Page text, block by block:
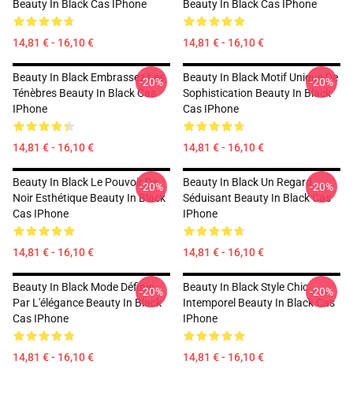
Beauty In Black Cas IPhone
14,81 € - 16,10 €
Beauty In Black Cas IPhone
14,81 € - 16,10 €
Beauty In Black Embrassez Les
Ténèbres Beauty In Black Cas
IPhone
14,81 € - 16,10 €
-20%
Beauty In Black Motif Unique De
Sophistication Beauty In Black
Cas IPhone
14,81 € - 16,10 €
-20%
Beauty In Black Le Pouvoir De
Noir Esthétique Beauty In Black
Cas IPhone
14,81 € - 16,10 €
-20%
Beauty In Black Un Regard
Séduisant Beauty In Black Cas
IPhone
14,81 € - 16,10 €
-20%
Beauty In Black Mode Définie
Par L'élégance Beauty In Black
Cas IPhone
14,81 € - 16,10 €
-20%
Beauty In Black Style Chic
Intemporel Beauty In Black Cas
IPhone
14,81 € - 16,10 €
-20%